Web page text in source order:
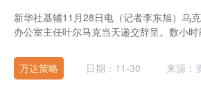
新华社基辅11月28日电（记者李东旭）乌
办公室主任叶尔马克当天递交辞呈。数小
万达策略 日期：11-30 来源：